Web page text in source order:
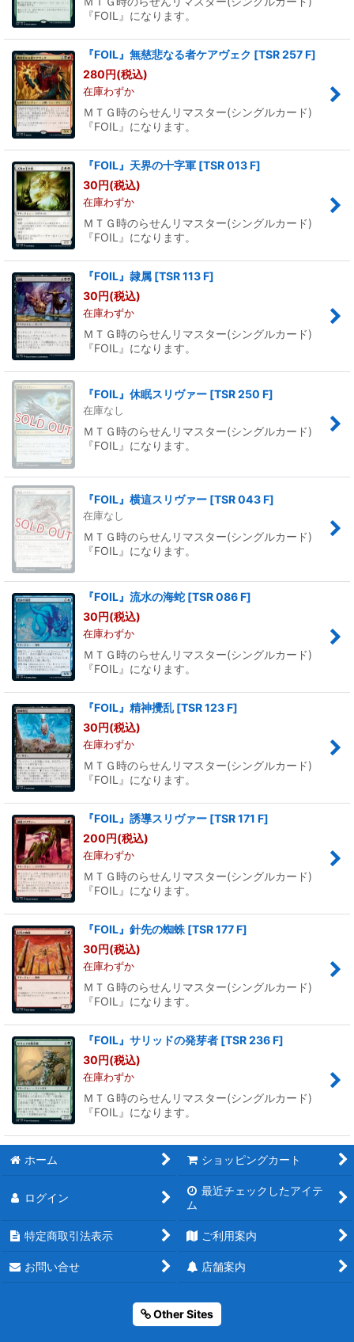
『FOIL』になります。
『FOIL』無慈悲なる者ケアヴェク [TSR 257 F]
280円(税込)
在庫わずか
ＭＴＧ時のらせんリマスター(シングルカード)
『FOIL』になります。
『FOIL』天界の十字軍 [TSR 013 F]
30円(税込)
在庫わずか
ＭＴＧ時のらせんリマスター(シングルカード)
『FOIL』になります。
『FOIL』隷属 [TSR 113 F]
30円(税込)
在庫わずか
ＭＴＧ時のらせんリマスター(シングルカード)
『FOIL』になります。
『FOIL』休眠スリヴァー [TSR 250 F]
在庫なし
ＭＴＧ時のらせんリマスター(シングルカード)
『FOIL』になります。
『FOIL』横這スリヴァー [TSR 043 F]
在庫なし
ＭＴＧ時のらせんリマスター(シングルカード)
『FOIL』になります。
『FOIL』流水の海蛇 [TSR 086 F]
30円(税込)
在庫わずか
ＭＴＧ時のらせんリマスター(シングルカード)
『FOIL』になります。
『FOIL』精神攪乱 [TSR 123 F]
30円(税込)
在庫わずか
ＭＴＧ時のらせんリマスター(シングルカード)
『FOIL』になります。
『FOIL』誘導スリヴァー [TSR 171 F]
200円(税込)
在庫わずか
ＭＴＧ時のらせんリマスター(シングルカード)
『FOIL』になります。
『FOIL』針先の蜘蛛 [TSR 177 F]
30円(税込)
在庫わずか
ＭＴＧ時のらせんリマスター(シングルカード)
『FOIL』になります。
『FOIL』サリッドの発芽者 [TSR 236 F]
30円(税込)
在庫わずか
ＭＴＧ時のらせんリマスター(シングルカード)
『FOIL』になります。
ホーム ショッピングカート
ログイン
最近チェックしたアイテ
ム
特定商取引法表示 ご利用案内
お問い合せ 店舗案内
Other Sites